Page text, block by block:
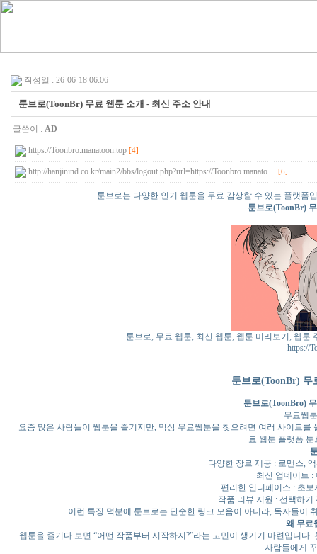
작성일 : 26-06-18 06:06
툰브로(ToonBr) 무료 웹툰 소개 - 최신 주소 안내
글쓴이 : AD
https://Toonbro.manatoon.top [4]
http://hanjinind.co.kr/main2/bbs/logout.php?url=https://Toonbro.manato… [6]
툰브로는 다양한 인기 웹툰을 무료 감상할 수 있는 플랫폼
툰브로(ToonBr)
툰브로, 무료 웹툰, 최신 웹툰, 웹툰 미리보기, 웹툰
https://
툰브로(ToonBr) 무
툰브로(ToonBro)
무료웹
요즘 많은 사람들이 웹툰을 즐기지만, 막상 무료웹툰을 찾으려면 여러 사이트
료 웹툰 플랫폼
다양한 장르 제공 : 로맨스,
최신 업데이트 :
편리한 인터페이스 : 초
작품 리뷰 지원 : 선택하
이런 특징 덕분에 툰브로는 단순한 링크 모음이 아니라, 독자들이
왜 무료
웹툰을 즐기다 보면 “어떤 작품부터 시작하지?”라는 고민이 생기기 마련입니
사람들에게